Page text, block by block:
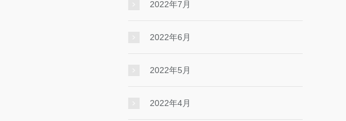
2022年7月
2022年6月
2022年5月
2022年4月